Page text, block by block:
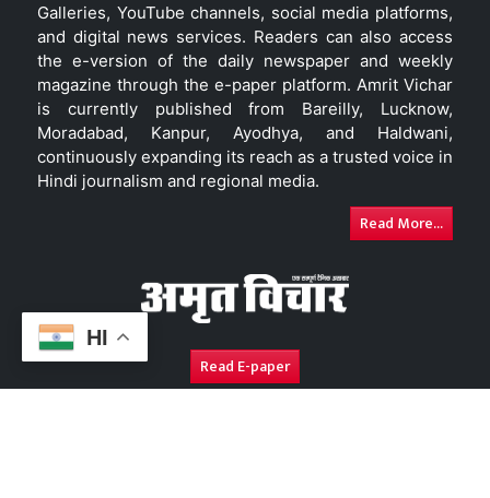
HI
Galleries, YouTube channels, social media platforms,
and digital news services. Readers can also access
the e-version of the daily newspaper and weekly
magazine through the e-paper platform. Amrit Vichar
is currently published from Bareilly, Lucknow,
Moradabad, Kanpur, Ayodhya, and Haldwani,
continuously expanding its reach as a trusted voice in
Hindi journalism and regional media.
Read More...
Read E-paper